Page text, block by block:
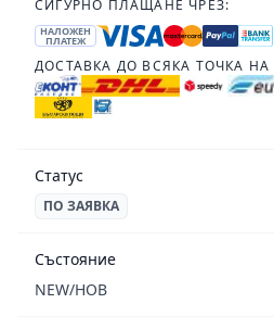
СИГУРНО ПЛАЩАНЕ ЧРЕЗ:
НАЛОЖЕН
ПЛАТЕЖ
ДОСТАВКА ДО ВСЯКА ТОЧКА НА
Статус
ПО ЗАЯВКА
Състояние
NEW/НОВ